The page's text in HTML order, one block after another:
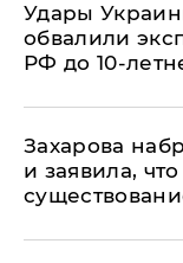
Удары
обвалили
РФ до 10-
​Захарова
и заявила,